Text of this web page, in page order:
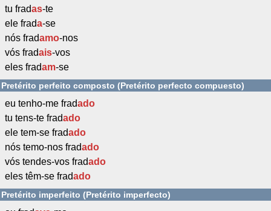
tu fradas-te
ele frada-se
nós fradamo-nos
vós fradais-vos
eles fradam-se
Pretérito perfeito composto (Pretérito perfecto compuesto)
eu tenho-me fradado
tu tens-te fradado
ele tem-se fradado
nós temo-nos fradado
vós tendes-vos fradado
eles têm-se fradado
Pretérito imperfeito (Pretérito imperfecto)